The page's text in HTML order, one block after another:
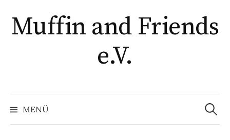
zum
Inhalt
Muffin and Friends
e.V.
MENÜ
Suchen
nach: